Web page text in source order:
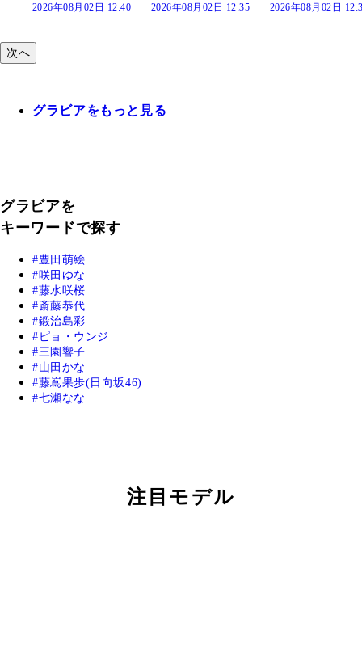
12:40 2026年08月02日 12:35 2026年08月02日 12:30 2026年08月02
次へ
グラビアをもっと見る
グラビアを
キーワードで探す
豊田萌絵
咲田ゆな
藤水咲桜
斎藤恭代
鍛治島彩
ピョ・ウンジ
三園響子
山田かな
藤嶌果歩(日向坂46)
七瀬なな
注目モデル